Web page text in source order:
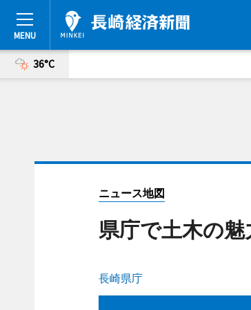
36°C
ニュース地図
県庁で土木の
長崎県庁